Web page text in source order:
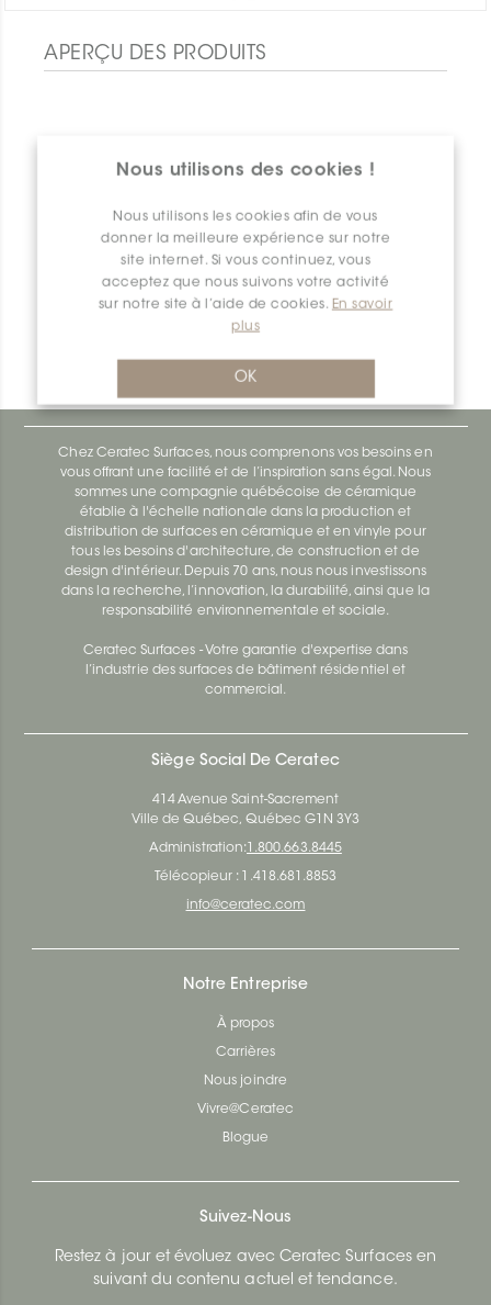
Nous utilisons des cookies !
Nous utilisons les cookies afin de vous
donner la meilleure expérience sur notre
site internet. Si vous continuez, vous
acceptez que nous suivons votre activité
sur notre site à l’aide de cookies. En savoir
plus
OK
APERÇU DES PRODUITS
Bara-Rw E90/RW120BW
Chez Ceratec Surfaces, nous comprenons vos besoins en
vous offrant une facilité et de l’inspiration sans égal. Nous
sommes une compagnie québécoise de céramique
établie à l'échelle nationale dans la production et
distribution de surfaces en céramique et en vinyle pour
tous les besoins d'architecture, de construction et de
design d'intérieur. Depuis 70 ans, nous nous investissons
dans la recherche, l’innovation, la durabilité, ainsi que la
responsabilité environnementale et sociale.
Ceratec Surfaces - Votre garantie d'expertise dans
l’industrie des surfaces de bâtiment résidentiel et
commercial.
Siège Social De Ceratec
414 Avenue Saint-Sacrement
Ville de Québec, Québec G1N 3Y3
Administration: 1.800.663.8445
Télécopieur : 1.418.681.8853
info@ceratec.com
Notre Entreprise
À propos
Carrières
Nous joindre
Vivre@Ceratec
Blogue
Suivez-Nous
Restez à jour et évoluez avec Ceratec Surfaces en
suivant du contenu actuel et tendance.